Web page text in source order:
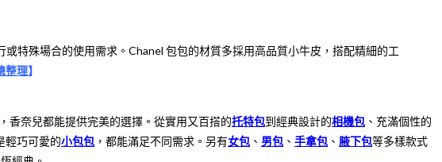
特殊場合的使用需求。Chanel 包包的材質多採用高品質小牛皮，搭配精細的工
整理】
香奈兒都能提供完美的選擇。從實用又百搭的托特包到經典設計的相機包 、充滿個性的
輕巧可愛的小包包 ，都能滿足不同需求。另有女包 、 男包 、 手拿包 、 腋下包等多樣款式